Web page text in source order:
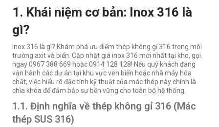
1. Khái niệm cơ bản: Inox 316 là
gì?
Inox 316 là gì? Khám phá ưu điểm thép không gỉ 316 trong môi
trường axit và biển. Cập nhật giá inox 316 mới nhất tại kho, gọi
ngay 0967 388 669 hoặc 0914 128 128! Nếu quý khách đang
vận hành các dự án tại khu vực ven biển hoặc nhà máy hóa
chất, việc hiểu rõ đặc tính kỹ thuật của mác thép này chính là
chìa khóa để đảm bảo sự bền vững cho toàn bộ hệ thống.
1.1. Định nghĩa về thép không gỉ 316 (Mác
thép SUS 316)